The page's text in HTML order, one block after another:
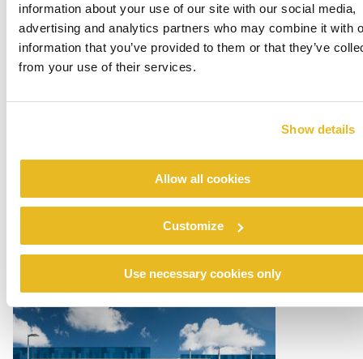
information about your use of our site with our social media,
advertising and analytics partners who may combine it with
information that you’ve provided to them or that they’ve
from your use of their services.
Show details
Allow all cookies
Customize
Use necessary cookies only
Baylor Scott And White Medical
Center - Buda, TX
Lee mas